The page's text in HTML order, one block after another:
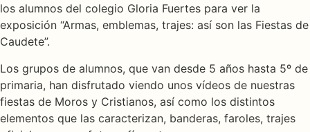
los alumnos del colegio Gloria Fuertes para ver la
exposición “Armas, emblemas, trajes: así son las Fiestas de
Caudete”.
Los grupos de alumnos, que van desde 5 años hasta 5º de
primaria, han disfrutado viendo unos vídeos de nuestras
fiestas de Moros y Cristianos, así como los distintos
elementos que las caracterizan, banderas, faroles, trajes